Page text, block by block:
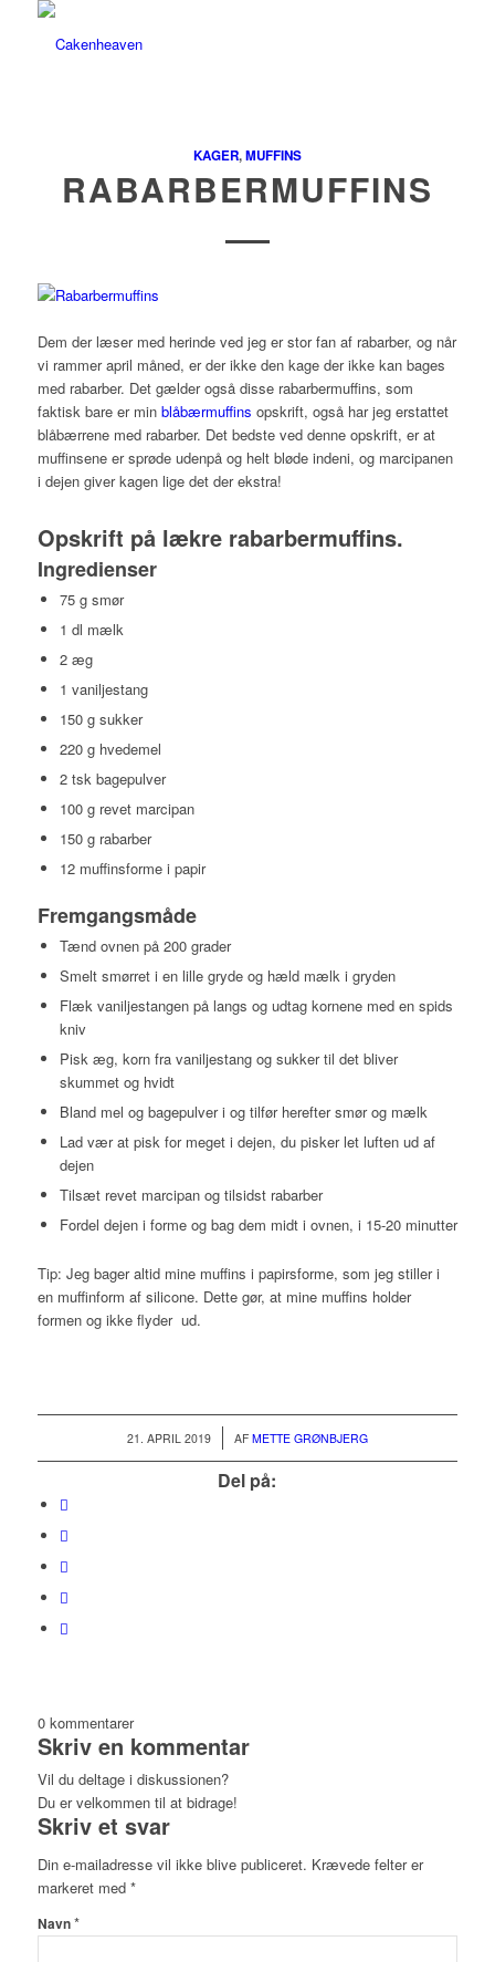
KAGER,MUFFINS
RABARBERMUFFINS
Dem der læser med herinde ved jeg er stor fan af rabarber, og når
vi rammer april måned, er der ikke den kage der ikke kan bages
med rabarber. Det gælder også disse rabarbermuffins, som
faktisk bare er minblåbærmuffins opskrift, også har jeg erstattet
blåbærrene med rabarber. Det bedste ved denne opskrift, er at
muffinsene er sprøde udenpå og helt bløde indeni, og marcipanen
i dejen giver kagen lige det der ekstra!
Opskrift på lækre rabarbermuffins.
Ingredienser
75 g smør
1 dl mælk
2 æg
1 vaniljestang
150 g sukker
220 g hvedemel
2 tsk bagepulver
100 g revet marcipan
150 g rabarber
12 muffinsforme i papir
Fremgangsmåde
Tænd ovnen på 200 grader
Smelt smørret i en lille gryde og hæld mælk i gryden
Flæk vaniljestangen på langs og udtag kornene med en spids
kniv
Pisk æg, korn fra vaniljestang og sukker til det bliver
skummet og hvidt
Bland mel og bagepulver i og tilfør herefter smør og mælk
Lad vær at pisk for meget i dejen, du pisker let luften ud af
dejen
Tilsæt revet marcipan og tilsidst rabarber
Fordel dejen i forme og bag dem midt i ovnen, i 15-20 minutter
Tip: Jeg bager altid mine muffins i papirsforme, som jeg stiller i
en muffinform af silicone. Dette gør, at mine muffins holder
formen og ikke flyder ud.
21. APRIL 2019
/ AF METTE GRØNBJERG
Del på:
0 kommentarer
Skriv en kommentar
Vil du deltage i diskussionen?
Du er velkommen til at bidrage!
Skriv et svar
Din e-mailadresse vil ikke blive publiceret. Krævede felter er
markeret med *
Navn*